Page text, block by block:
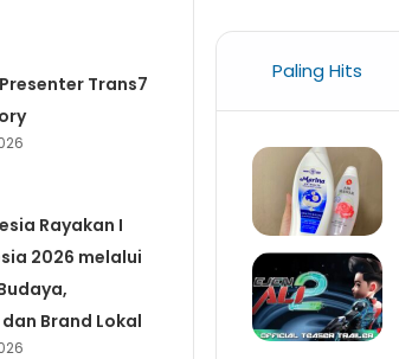
Trans7
Rayakan I
2026 melalui
Brand Lokal
Paling Hits